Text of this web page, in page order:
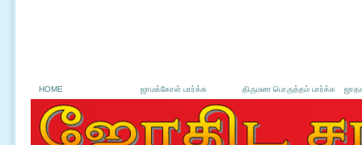
HOME ஜாமக்கோள் பார்க்க திருமண பொருத்தம் பார்க்க